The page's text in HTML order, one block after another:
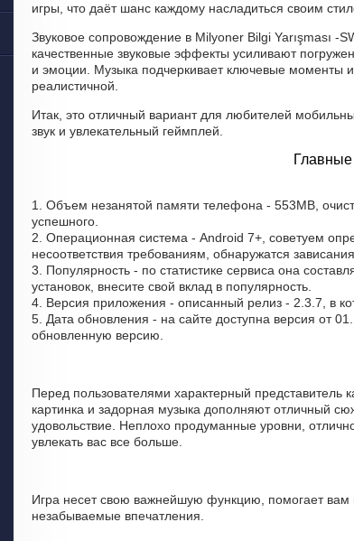
игры, что даёт шанс каждому насладиться своим
Звуковое сопровождение в Milyoner Bilgi Yarışması -
качественные звуковые эффекты усиливают
и эмоции. Музыка подчеркивает ключевые моменты
реалистичной.
Итак, это отличный вариант для любителей
звук и увлекательный геймплей.
1. Объем незанятой памяти телефона - 553MB,
успешного.
2. Операционная система - Android 7+, советуем
несоответствия требованиям, обнаружатся
3. Популярность - по статистике сервиса она
установок, внесите свой вклад в популярность.
4. Версия приложения - описанный релиз - 2.3.7, в
5. Дата обновления - на сайте доступна версия от
обновленную версию.
Перед пользователями характерный представитель
картинка и задорная музыка дополняют отличный
удовольствие. Неплохо продуманные уровни,
увлекать вас все больше.
Игра несет свою важнейшую функцию, помогает вам
незабываемые впечатления.